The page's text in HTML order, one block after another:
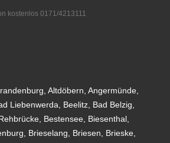
kostenlos 0171/4213111
Altdöbern, Angermünde,
Liebenwerda, Beelitz, Bad Belzig,
Bestensee, Biesenthal,
Brieselang, Briesen, Brieske,